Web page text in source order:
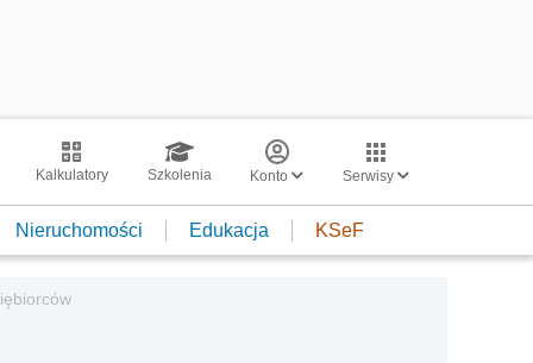
Kalkulatory Szkolenia Konto Serwisy
Nieruchomości Edukacja KSeF